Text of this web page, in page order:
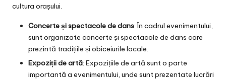
cultura orașului.
Concerte și spectacole de dans: În cadrul evenimentului,
sunt organizate concerte și spectacole de dans care
prezintă tradițiile și obiceiurile locale.
Expoziții de artă: Expozițiile de artă sunt o parte
importantă a evenimentului, unde sunt prezentate lucrări